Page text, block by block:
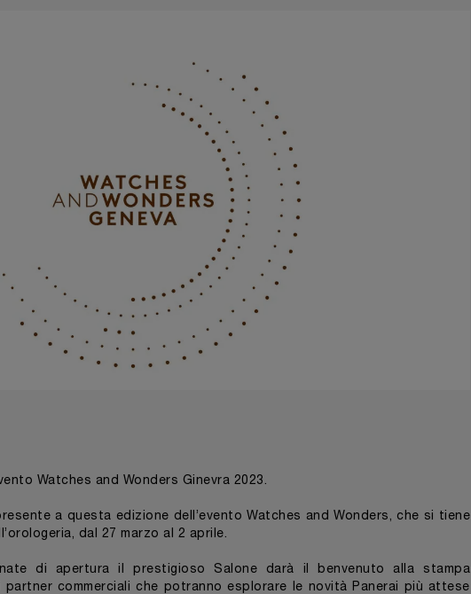
Watches and Wonders Ginevra 2023.
a questa edizione dell’evento Watches and Wonders, che si tiene
dal 27 marzo al 2 aprile.
di apertura il prestigioso Salone darà il benvenuto alla stampa
commerciali che potranno esplorare le novità Panerai più attese